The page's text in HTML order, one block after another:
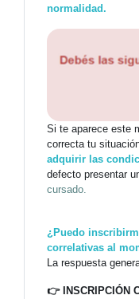
normalidad.
Si te aparece este
correcta tu
adquirir las
defecto presentar
cursado.
¿Puedo
correlativas al
La respuesta
👉 INSCRIPCIÓN